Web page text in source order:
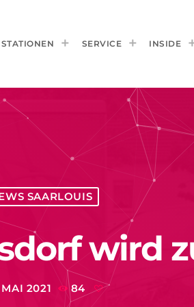
STATIONEN SERVICE INSIDE
SAARLOUIS
wird
2021 84